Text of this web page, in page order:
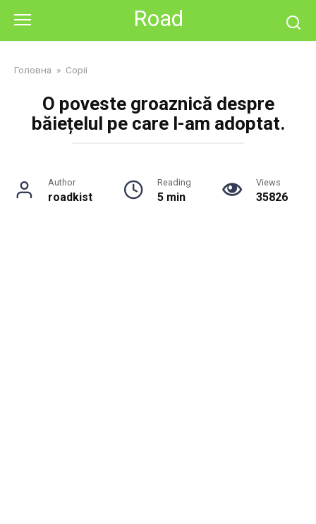
content
Road
Головна » Copii
O poveste groaznică despre
băiețelul pe care l-am adoptat.
Author
roadkist
Reading
5 min
Views
35826